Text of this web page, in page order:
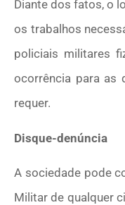
Diante dos fatos, o
os trabalhos
policiais militares
ocorrência para as
requer.
Disque-denúncia
A sociedade pode
Militar de qualquer